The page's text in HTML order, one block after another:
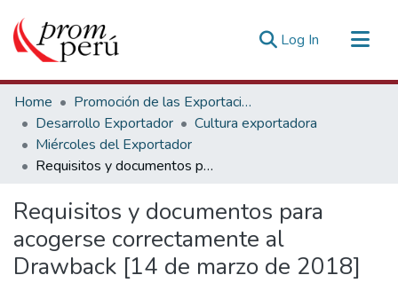
Log In (current)
Communities & Collections
All of DSpace
Statistics
Estadísticas Externas
Home
Promoción de las Exportaciones
Desarrollo Exportador
Cultura exportadora
Miércoles del Exportador
Requisitos y documentos para acogerse correctamente al Drawback [14 de marzo de 2018]
Requisitos y documentos para
acogerse correctamente al
Drawback [14 de marzo de 2018]